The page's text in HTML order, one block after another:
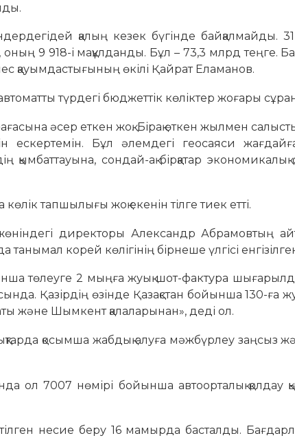
қалың кезек бүгінде байқалмайды.
оның 9 918-і мақұлданды. Бұл – 73,3 млрд теңге.
қауымдастығының өкілі Қайрат Еламанов.
түрдегі бюджеттік көліктер жоғары
әсер еткен жоқ. Бірақ өткен жылмен
ескертемін. Бұл әлемдегі геосаяси
қымбаттауына, сондай-ақ бірқатар экономикалық
тапшылығы жоқ екенін тілге тиек етті.
директоры Александр Абрамовтың
корей көлігінің бірнеше үлгісі
төлеуге 2 мыңға жуық шот-фактура
Қазірдің өзінде Қазақстан бойынша 130-ға
және Шымкент қалаларынан», деді ол.
қосымша жабдық алуға мәжбүрлеу заңсыз
ол 7007 нөмірі бойынша автоорталық қолдау
несие беру 16 мамырда басталды.